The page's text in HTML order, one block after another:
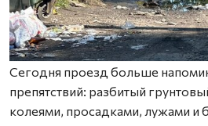
Сегодня проезд больше
препятствий: разбитый
колеями, просадками, лужами и